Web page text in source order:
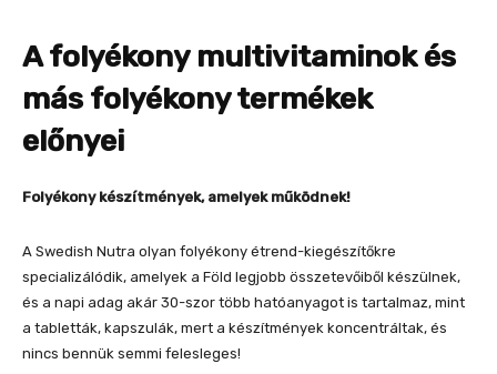
A folyékony multivitaminok és
más folyékony termékek
előnyei
Folyékony készítmények, amelyek működnek!
A Swedish Nutra olyan folyékony étrend-kiegészítőkre
specializálódik, amelyek a Föld legjobb összetevőiből készülnek,
és a napi adag akár 30-szor több hatóanyagot is tartalmaz, mint
a tabletták, kapszulák, mert a készítmények koncentráltak, és
nincs bennük semmi felesleges!